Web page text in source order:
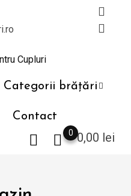
Categorii brățări
Contact
0,00 lei
0